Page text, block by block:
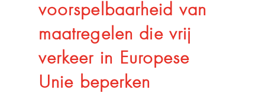
voorspelbaarheid van
maatregelen die vrij
verkeer in Europese
Unie beperken